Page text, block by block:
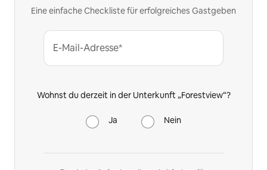
Eine einfache Checkliste für erfolgreiches Gastgeben
E-Mail-Adresse*
Wohnst du derzeit in der Unterkunft „Forestview“?
Ja Nein